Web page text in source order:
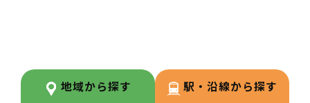
休暇がございます。
地域から探す 駅・沿線から探す